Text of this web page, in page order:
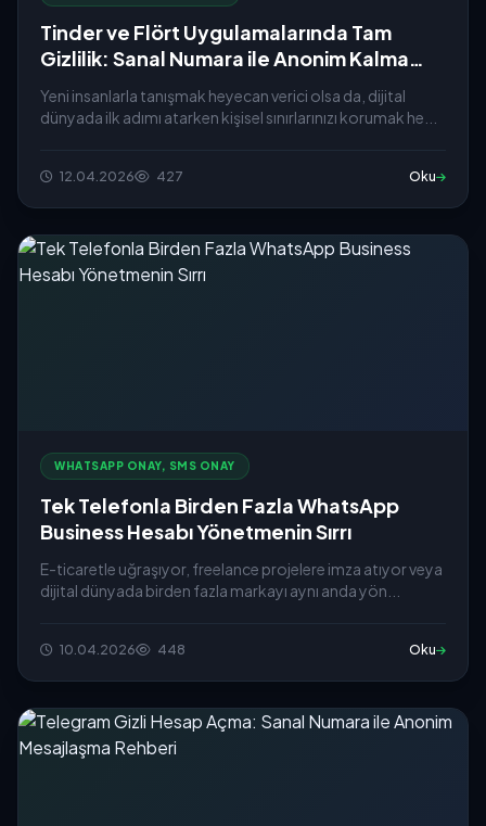
Tinder ve Flört Uygulamalarında Tam
Gizlilik: Sanal Numara ile Anonim Kalma
Rehberi
Yeni insanlarla tanışmak heyecan verici olsa da, dijital
dünyada ilk adımı atarken kişisel sınırlarınızı korumak he...
12.04.2026 427 Oku
WHATSAPP ONAY, SMS ONAY
Tek Telefonla Birden Fazla WhatsApp
Business Hesabı Yönetmenin Sırrı
E-ticaretle uğraşıyor, freelance projelere imza atıyor veya
dijital dünyada birden fazla markayı aynı anda yön...
10.04.2026 448 Oku